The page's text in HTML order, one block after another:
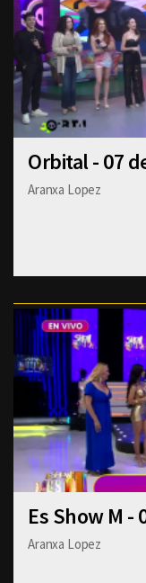
Orbital - 07
Aranxa Lopez
Es Show M -
Aranxa Lopez